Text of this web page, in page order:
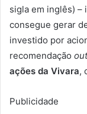
sigla em inglês) –
consegue gerar
investido por
recomendação
ações da Vivara,
Publicidade